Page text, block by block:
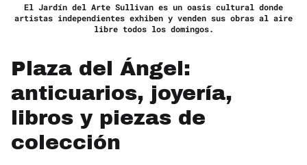
El Jardín del Arte Sullivan es un oasis cultural donde
artistas independientes exhiben y venden sus obras al aire
libre todos los domingos.
Plaza del Ángel:
anticuarios, joyería,
libros y piezas de
colección